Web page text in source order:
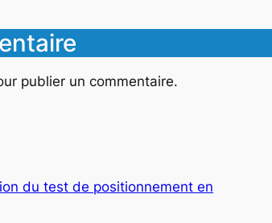
publier un commentaire.
du test de positionnement en